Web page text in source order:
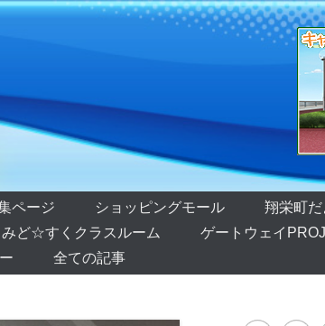
ページ ショッピングモール 翔栄町だ
みど☆すくクラスルーム ゲートウェイ
全ての記事